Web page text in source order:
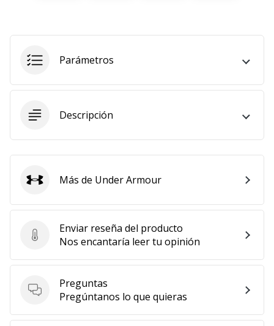
11. 8. 2022
2 min. de lectura
¡Conviértete
consideras
jugón?
queremos
nuestro
Parámetros
Descripción
Enviar reseña del producto
Enviar reseña del producto
Nos encantaría leer tu opinión
Preguntas
Preguntas
Pregúntanos lo que quieras
Under Armour
Más de Under Armour